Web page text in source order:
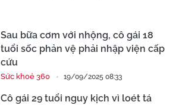
Sau bữa cơm với nhộng, cô gái 18
tuổi sốc phản vệ phải nhập viện cấp
cứu
Sức khoẻ 360 19/09/2025 08:33
Cô gái 29 tuổi nguy kịch vì loét tá